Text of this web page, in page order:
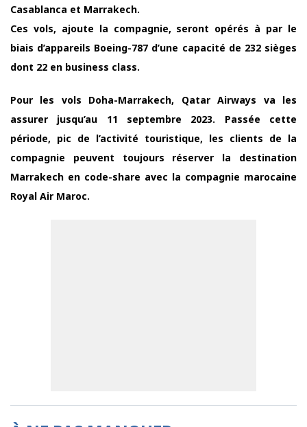
Casablanca et Marrakech.
Ces vols, ajoute la compagnie, seront opérés à par le
biais d’appareils Boeing-787 d’une capacité de 232 sièges
dont 22 en business class.
Pour les vols Doha-Marrakech, Qatar Airways va les
assurer jusqu’au 11 septembre 2023. Passée cette
période, pic de l’activité touristique, les clients de la
compagnie peuvent toujours réserver la destination
Marrakech en code-share avec la compagnie marocaine
Royal Air Maroc.